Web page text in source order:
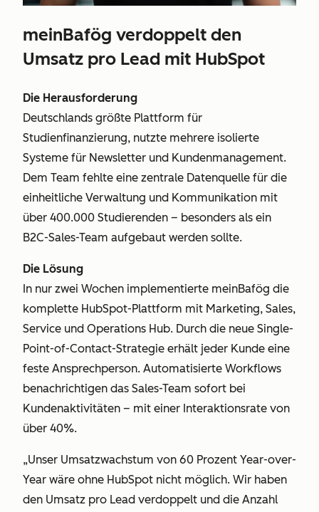
meinBafög verdoppelt den
Umsatz pro Lead mit HubSpot
Die Herausforderung
Deutschlands größte Plattform für
Studienfinanzierung, nutzte mehrere isolierte
Systeme für Newsletter und Kundenmanagement.
Dem Team fehlte eine zentrale Datenquelle für die
einheitliche Verwaltung und Kommunikation mit
über 400.000 Studierenden – besonders als ein
B2C-Sales-Team aufgebaut werden sollte.
Die Lösung
In nur zwei Wochen implementierte meinBafög die
komplette HubSpot-Plattform mit Marketing, Sales,
Service und Operations Hub. Durch die neue Single-
Point-of-Contact-Strategie erhält jeder Kunde eine
feste Ansprechperson. Automatisierte Workflows
benachrichtigen das Sales-Team sofort bei
Kundenaktivitäten – mit einer Interaktionsrate von
über 40%.
„Unser Umsatzwachstum von 60 Prozent Year-over-
Year wäre ohne HubSpot nicht möglich. Wir haben
den Umsatz pro Lead verdoppelt und die Anzahl